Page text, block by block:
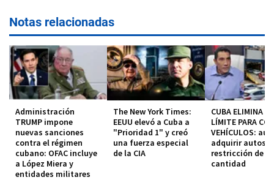
Notas relacionadas
Administración
TRUMP impone
nuevas sanciones
contra el régimen
cubano: OFAC incluye
a López Miera y
entidades militares
The New York Times:
EEUU elevó a Cuba a
"Prioridad 1" y creó
una fuerza especial
de la CIA
CUBA ELIMINA EL
LÍMITE PARA
VEHÍCULOS:
adquirir autos
restricción de
cantidad